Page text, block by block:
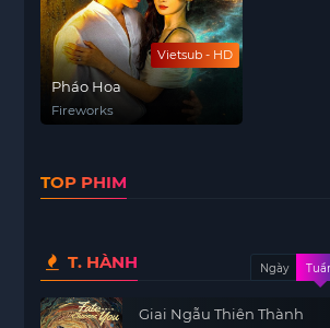
Vietsub - HD
Pháo Hoa
Fireworks
TOP PHIM
T. HÀNH Ngày
Giai Ngẫu Thiên Thành